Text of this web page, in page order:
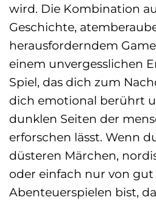
wird. Die Kombination
Geschichte,
herausforderndem
einem unvergesslichen
Spiel, das dich zum
dich emotional berührt
dunklen Seiten der
erforschen lässt. Wenn
düsteren Märchen,
oder einfach nur von
Abenteuerspielen bist,